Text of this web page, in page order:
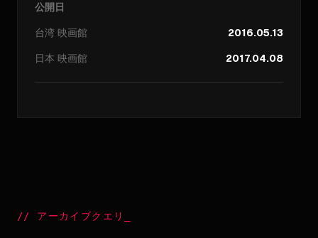
公開日
台湾 映画館
2016.05.13
日本 映画館 2017.04.08
// アーカイブクエリ